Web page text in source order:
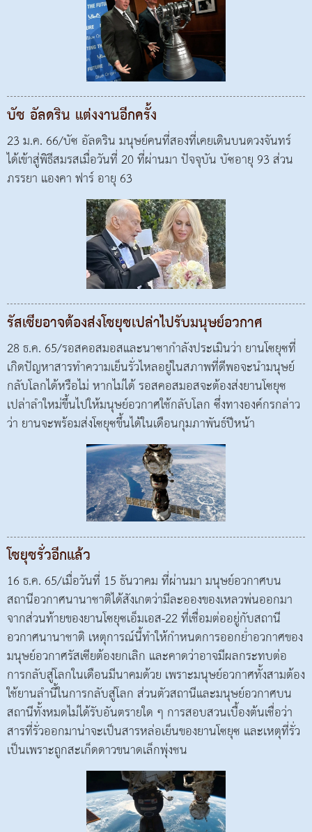
บัซ อัลดริน แต่งงานอีกครั้ง
23 ม.ค. 66/บัซ อัลดริน มนุษย์คนที่สองที่เคยเดินบนดวงจันทร์
ได้เข้าสู่พิธีสมรสเมื่อวันที่ 20 ที่ผ่านมา ปัจจุบัน บัซอายุ 93 ส่วน
ภรรยา แองคา ฟาร์ อายุ 63
รัสเซียอาจต้องส่งโซยุซเปล่าไปรับมนุษย์อวกาศ
28 ธ.ค. 65/รอสคอสมอสและนาซากำลังประเมินว่า ยานโซยุซที่
เกิดปัญหาสารทำความเย็นรั่วไหลอยู่ในสภาพที่ดีพอจะนำมนุษย์
กลับโลกได้หรือไม่ หากไม่ได้ รอสคอสมอสจะต้องส่งยานโซยุซ
เปล่าลำใหม่ขึ้นไปให้มนุษย์อวกาศใช้กลับโลก ซึ่งทางองค์กรกล่าว
ว่า ยานจะพร้อมส่งโซยุซขึ้นได้ในเดือนกุมภาพันธ์ปีหน้า
โซยุซรั่วอีกแล้ว
16 ธ.ค. 65/เมื่อวันที่ 15 ธันวาคม ที่ผ่านมา มนุษย์อวกาศบน
สถานีอวกาศนานาชาติได้สังเกตว่ามีละอองของเหลวพ่นออกมา
จากส่วนท้ายของยานโซยุซเอ็มเอส-22 ที่เชื่อมต่ออยู่กับสถานี
อวกาศนานาชาติ เหตุการณ์นี้ทำให้กำหนดการออกย่ำอวกาศของ
มนุษย์อวกาศรัสเซียต้องยกเลิก และคาดว่าอาจมีผลกระทบต่อ
การกลับสู่โลกในเดือนมีนาคมด้วย เพราะมนุษย์อวกาศทั้งสามต้อง
ใช้ยานลำนี้ในการกลับสู่โลก ส่วนตัวสถานีและมนุษย์อวกาศบน
สถานีทั้งหมดไม่ได้รับอันตรายใด ๆ การสอบสวนเบื้องต้นเชื่อว่า
สารที่รั่วออกมาน่าจะเป็นสารหล่อเย็นของยานโซยุซ และเหตุที่รั่ว
เป็นเพราะถูกสะเก็ดดาวขนาดเล็กพุ่งชน